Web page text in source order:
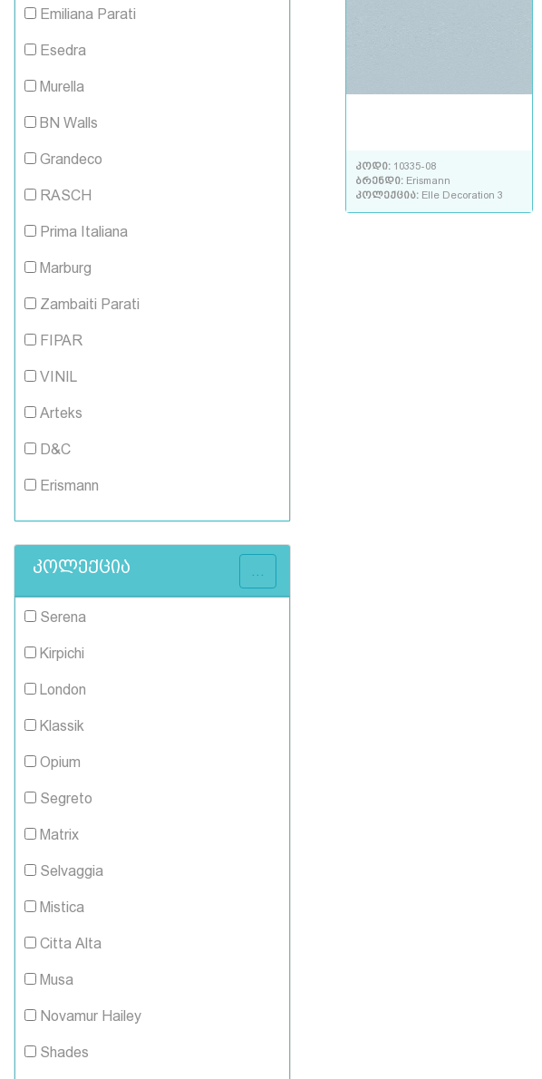
Emiliana Parati
Esedra
Murella
BN Walls
Grandeco
RASCH
Prima Italiana
Marburg
Zambaiti Parati
FIPAR
VINIL
Arteks
D&C
Erismann
კოლექცია ...
Serena
Kirpichi
London
Klassik
Opium
Segreto
Matrix
Selvaggia
Mistica
Citta Alta
Musa
Novamur Hailey
Shades
კოდი: 10335-08
ბრენდი: Erismann
კოლექცია: Elle Decoration 3